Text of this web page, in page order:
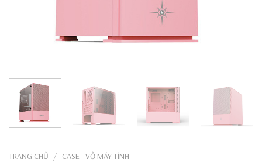
TRANG CHỦ / CASE - VỎ MÁY TÍNH